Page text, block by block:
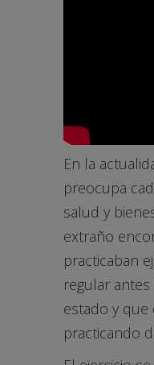
En la
preocupa
salud y
extraño
practicaban
regular
estado y que
practicando